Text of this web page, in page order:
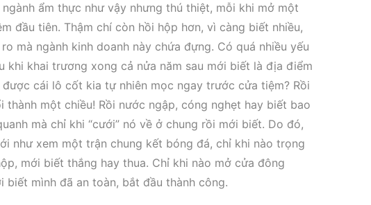
ẩm thực như vậy nhưng thú thiệt, mỗi khi mở một
đầu tiên. Thậm chí còn hồi hộp hơn, vì càng biết nhiều,
mà ngành kinh doanh này chứa đựng. Có quá nhiều yếu
khi khai trương xong cả nửa năm sau mới biết là địa điểm
cái lô cốt kia tự nhiên mọc ngay trước cửa tiệm? Rồi
một chiều! Rồi nước ngập, cóng nghẹt hay biết bao
mà chỉ khi “cưới” nó về ở chung rồi mới biết. Do đó,
như xem một trận chung kết bóng đá, chỉ khi nào trọng
mới biết thắng hay thua. Chỉ khi nào mở cửa đông
mình đã an toàn, bắt đầu thành công.